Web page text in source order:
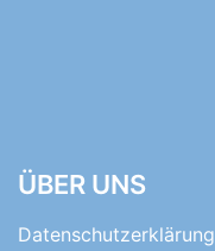
ÜBER UNS
Datenschutzerklärung